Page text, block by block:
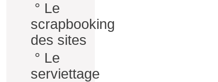
° Le
scrapbooking
des sites
° Le
serviettage